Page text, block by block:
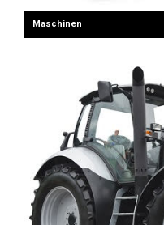
Maschinen